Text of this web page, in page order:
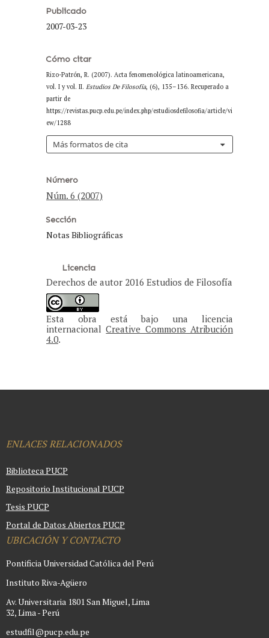
Publicado
2007-03-23
Cómo citar
Rizo-Patrón, R. (2007). Acta fenomenológica latinoamericana,
vol. I y vol. II. Estudios De Filosofía, (6), 135–136. Recuperado a
partir de
https://revistas.pucp.edu.pe/index.php/estudiosdefilosofia/article/vi
ew/1288
Más formatos de cita
Número
Núm. 6 (2007)
Sección
Notas Bibliográficas
Licencia
Derechos de autor 2016 Estudios de Filosofía
Esta obra está bajo una licencia
internacionalCreative Commons Atribución
4.0.
ENLACES RELACIONADOS
Biblioteca PUCP
Repositorio Institucional PUCP
Tesis PUCP
Portal de Datos Abiertos PUCP
UBICACIÓN Y CONTACTO
Pontificia Universidad Católica del Perú
Instituto Riva-Agüero
Av. Universitaria 1801 San Miguel, Lima
32, Lima - Perú
estudfil@pucp.edu.pe